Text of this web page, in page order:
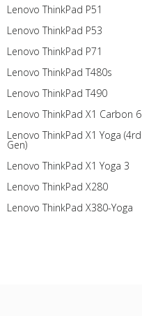
Lenovo ThinkPad P51
Lenovo ThinkPad P53
Lenovo ThinkPad P71
Lenovo ThinkPad T480s
Lenovo ThinkPad T490
Lenovo ThinkPad X1 Carbon 6
Lenovo ThinkPad X1 Yoga (4rd
Gen)
Lenovo ThinkPad X1 Yoga 3
Lenovo ThinkPad X280
Lenovo ThinkPad X380-Yoga